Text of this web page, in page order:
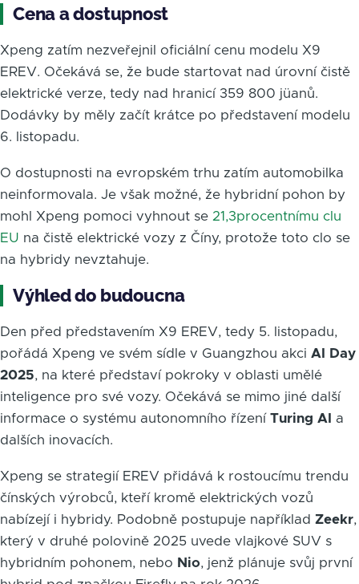
Cena a dostupnost
Xpeng zatím nezveřejnil oficiální cenu modelu X9
EREV. Očekává se, že bude startovat nad úrovní čistě
elektrické verze, tedy nad hranicí 359 800 jüanů.
Dodávky by měly začít krátce po představení modelu
6. listopadu.
O dostupnosti na evropském trhu zatím automobilka
neinformovala. Je však možné, že hybridní pohon by
mohl Xpeng pomoci vyhnout se 21,3procentnímu clu
EU na čistě elektrické vozy z Číny, protože toto clo se
na hybridy nevztahuje.
Výhled do budoucna
Den před představením X9 EREV, tedy 5. listopadu,
pořádá Xpeng ve svém sídle v Guangzhou akci AI Day
2025, na které představí pokroky v oblasti umělé
inteligence pro své vozy. Očekává se mimo jiné další
informace o systému autonomního řízení Turing AI
a
dalších inovacích.
Xpeng se strategií EREV přidává k rostoucímu trendu
čínských výrobců, kteří kromě elektrických vozů
nabízejí i hybridy. Podobně postupuje například Zeekr,
který v druhé polovině 2025 uvede vlajkové SUV s
hybridním pohonem, nebo Nio, jenž plánuje svůj první